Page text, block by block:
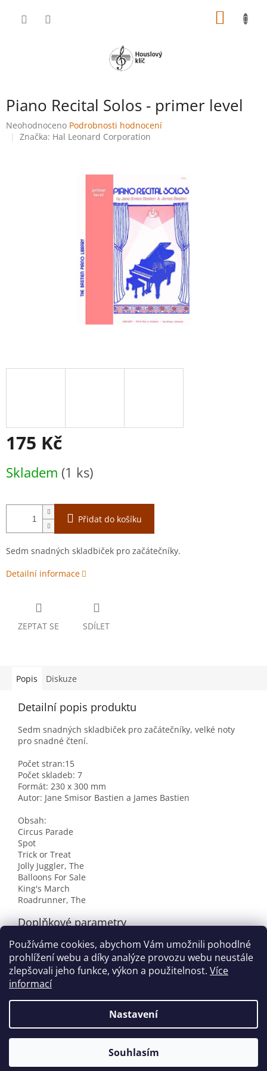
Používáme cookies, abychom Vám umožnili pohodlné
prohlížení webu a díky analýze provozu webu neustále
zlepšovali jeho funkce, výkon a použitelnost. Více
informací
Nastavení
Souhlasím
Piano Recital Solos - primer level
Průměrné
hodnocení
Neohodnoceno Podrobnosti hodnocení
Značka: Hal Leonard Corporation
175 Kč
cena:
Skladem (1 ks)
Přidat do košíku
Sedm snadných skladbiček pro začátečníky.
Detailní informace
ZEPTAT SE SDÍLET
Popis Diskuze
Detailní popis produktu
Sedm snadných skladbiček pro začátečníky, velké noty
pro snadné čtení.
Počet stran:15
Počet skladeb: 7
Formát: 230 x 300 mm
Autor: Jane Smisor Bastien a James Bastien
Obsah:
Circus Parade
Spot
Trick or Treat
Jolly Juggler, The
Balloons For Sale
King's March
Roadrunner, The
Doplňkové parametry
Kategorie: Zahraniční tituly
EAN: 9780849750960
Vytvořil Shoptet
houslovyklic.cz. Všechna práva vyhrazena.